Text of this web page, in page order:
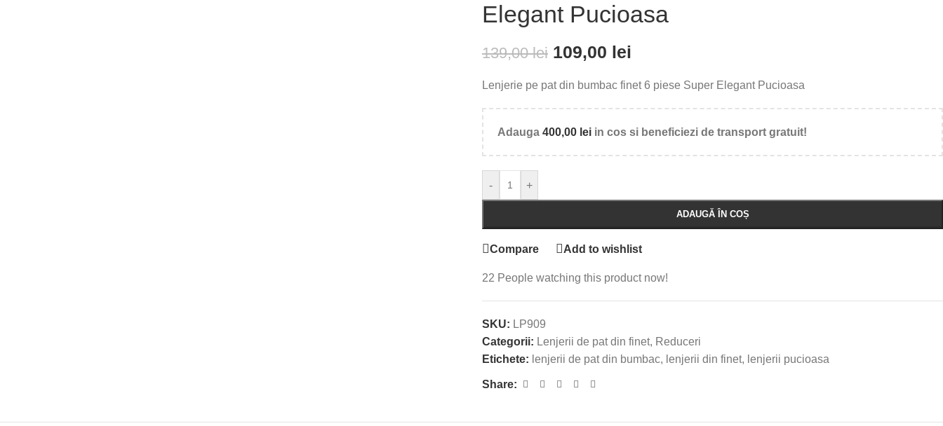
Elegant Pucioasa
139,00lei 109,00 lei
Lenjerie pe pat din bumbac finet 6 piese Super Elegant Pucioasa
Adauga 400,00 lei in cos si beneficiezi de transport gratuit!
- +
ADAUGĂ ÎN COȘ
Compare Add to wishlist
22 People watching this product now!
SKU: LP909
Categorii: Lenjerii de pat din finet, Reduceri
Etichete: lenjerii de pat din bumbac, lenjerii din finet, lenjerii pucioasa
Share: